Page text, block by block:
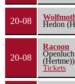
20-08
Hedon
20-08
Racoon
(Hertme))
Tickets